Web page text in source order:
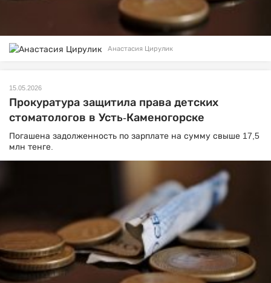
Анастасия Цирулик
15.05.2026
Прокуратура защитила права детских
стоматологов в Усть-Каменогорске
Погашена задолженность по зарплате на сумму свыше 17,5
млн тенге.